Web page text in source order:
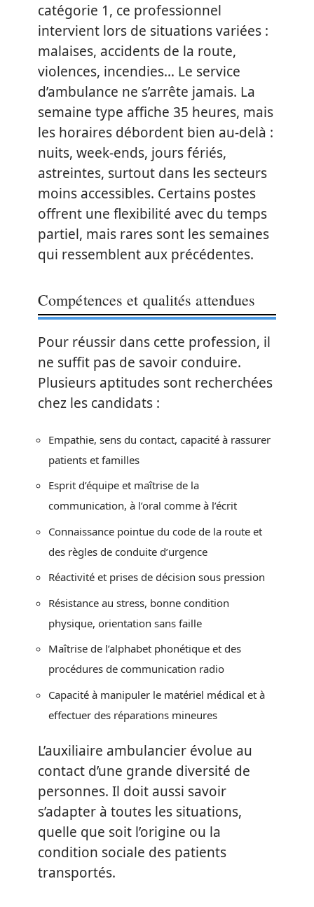
catégorie 1, ce professionnel
intervient lors de situations variées :
malaises, accidents de la route,
violences, incendies… Le service
d’ambulance ne s’arrête jamais. La
semaine type affiche 35 heures, mais
les horaires débordent bien au-delà :
nuits, week-ends, jours fériés,
astreintes, surtout dans les secteurs
moins accessibles. Certains postes
offrent une flexibilité avec du temps
partiel, mais rares sont les semaines
qui ressemblent aux précédentes.
Compétences et qualités attendues
Pour réussir dans cette profession, il
ne suffit pas de savoir conduire.
Plusieurs aptitudes sont recherchées
chez les candidats :
Empathie, sens du contact, capacité à rassurer
patients et familles
Esprit d’équipe et maîtrise de la
communication, à l’oral comme à l’écrit
Connaissance pointue du code de la route et
des règles de conduite d’urgence
Réactivité et prises de décision sous pression
Résistance au stress, bonne condition
physique, orientation sans faille
Maîtrise de l’alphabet phonétique et des
procédures de communication radio
Capacité à manipuler le matériel médical et à
effectuer des réparations mineures
L’auxiliaire ambulancier évolue au
contact d’une grande diversité de
personnes. Il doit aussi savoir
s’adapter à toutes les situations,
quelle que soit l’origine ou la
condition sociale des patients
transportés.